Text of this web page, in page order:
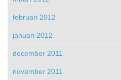
februari 2012
januari 2012
december 2011
november 2011